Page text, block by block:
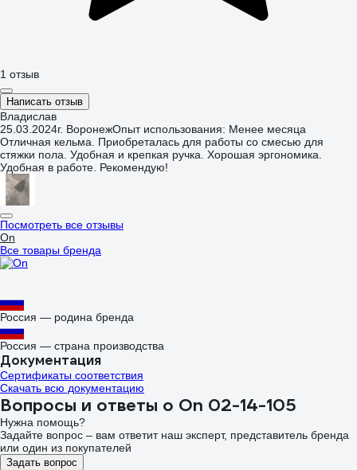
1 отзыв
Написать отзыв
Владислав
25.03.2024г. ВоронежОпыт использования: Менее месяца
Отличная кельма. Приобреталась для работы со смесью для
стяжки пола. Удобная и крепкая ручка. Хорошая эргономика.
Удобная в работе. Рекомендую!
Посмотреть все отзывы
On
Все товары бренда
Россия — родина бренда
Россия — страна производства
Документация
Сертификаты соответствия
Скачать всю документацию
Вопросы и ответы о On 02-14-105
Нужна помощь?
Задайте вопрос – вам ответит наш эксперт, представитель бренда
или один из покупателей
Задать вопрос